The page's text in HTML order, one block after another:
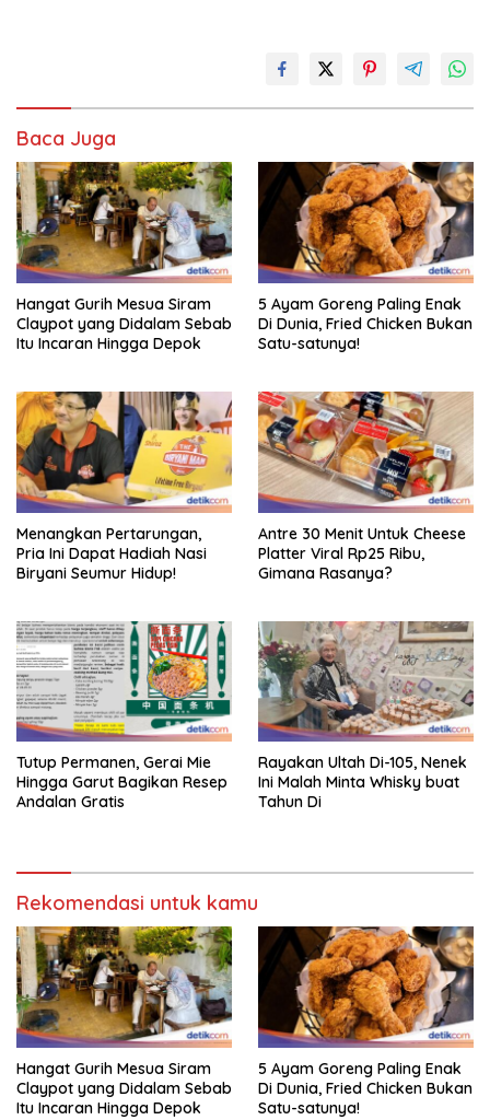
Baca Juga
Hangat Gurih Mesua Siram
Claypot yang Didalam Sebab
Itu Incaran Hingga Depok
5 Ayam Goreng Paling Enak
Di Dunia, Fried Chicken Bukan
Satu-satunya!
Menangkan Pertarungan,
Pria Ini Dapat Hadiah Nasi
Biryani Seumur Hidup!
Antre 30 Menit Untuk Cheese
Platter Viral Rp25 Ribu,
Gimana Rasanya?
Tutup Permanen, Gerai Mie
Hingga Garut Bagikan Resep
Andalan Gratis
Rayakan Ultah Di-105, Nenek
Ini Malah Minta Whisky buat
Tahun Di
Rekomendasi untuk kamu
Hangat Gurih Mesua Siram
Claypot yang Didalam Sebab
Itu Incaran Hingga Depok
5 Ayam Goreng Paling Enak
Di Dunia, Fried Chicken Bukan
Satu-satunya!